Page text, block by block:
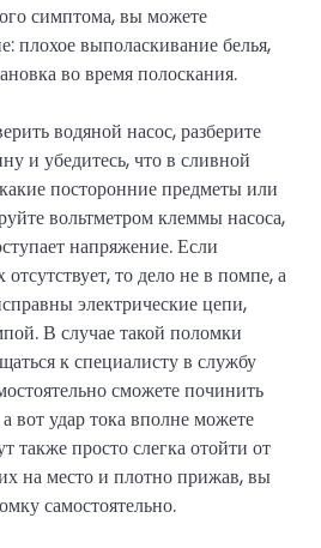
симптома, вы можете
плохое выполаскивание белья,
во время полоскания.
водяной насос, разберите
и убедитесь, что в сливной
посторонние предметы или
вольтметром клеммы насоса,
напряжение. Если
то дело не в помпе, а
электрические цепи,
В случае такой поломки
к специалисту в службу
сможете починить
вот удар тока вполне можете
также просто слегка отойти от
на место и плотно прижав, вы
самостоятельно.